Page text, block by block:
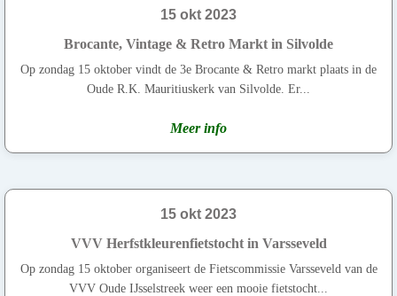
15 okt 2023
Brocante, Vintage & Retro Markt in Silvolde
Op zondag 15 oktober vindt de 3e Brocante & Retro markt plaats in de
Oude R.K. Mauritiuskerk van Silvolde. Er...
Meer info
15 okt 2023
VVV Herfstkleurenfietstocht in Varsseveld
Op zondag 15 oktober organiseert de Fietscommissie Varsseveld van de
VVV Oude IJsselstreek weer een mooie fietstocht...